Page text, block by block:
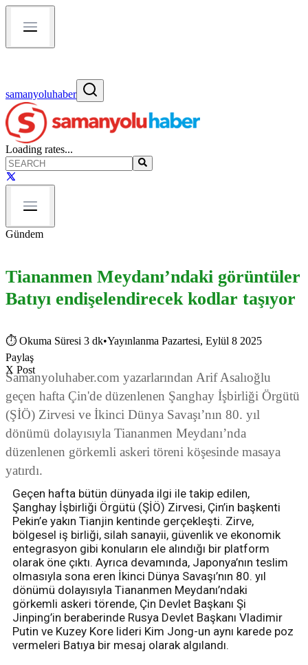
samanyoluhaber
Loading rates...
Gündem
Tiananmen Meydanı’ndaki görüntüler
Batıyı endişelendirecek kodlar taşıyor
⏱ Okuma Süresi 3 dk•Yayınlanma Pazartesi, Eylül 8 2025
Paylaş
X Post
Samanyoluhaber.com yazarlarından Arif Asalıoğlu
geçen hafta Çin'de düzenlenen Şanghay İşbirliği Örgütü
(ŞİÖ) Zirvesi ve İkinci Dünya Savaşı’nın 80. yıl
dönümü dolayısıyla Tiananmen Meydanı’nda
düzenlenen görkemli askeri töreni köşesinde masaya
yatırdı.
Geçen hafta bütün dünyada ilgi ile takip edilen,
Şanghay İşbirliği Örgütü (ŞİÖ) Zirvesi, Çin’in başkenti
Pekin’e yakın Tianjin kentinde gerçekleşti. Zirve,
bölgesel iş birliği, silah sanayii, güvenlik ve ekonomik
entegrasyon gibi konuların ele alındığı bir platform
olarak öne çıktı. Ayrıca devamında, Japonya’nın teslim
olmasıyla sona eren İkinci Dünya Savaşı’nın 80. yıl
dönümü dolayısıyla Tiananmen Meydanı’ndaki
görkemli askeri törende, Çin Devlet Başkanı Şi
Jinping’in beraberinde Rusya Devlet Başkanı Vladimir
Putin ve Kuzey Kore lideri Kim Jong-un aynı karede poz
vermeleri Batıya bir mesaj olarak algılandı.